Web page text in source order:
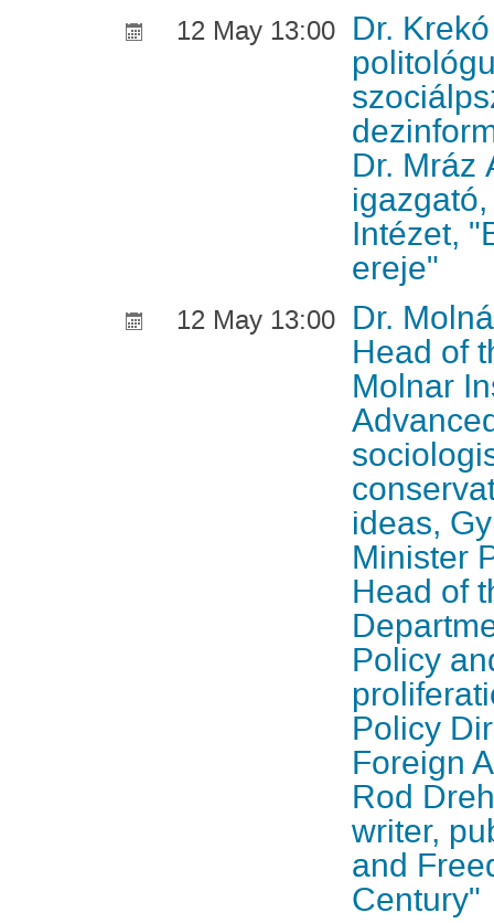
12 May 13:00 Dr.
Dr. Mráz
Intézet,
ereje"
12 May 13:00 Dr.
Head of
Molnar
ideas,
Minister
Head of
Policy
Policy
Foreign
Rod
writer,
and
Century"